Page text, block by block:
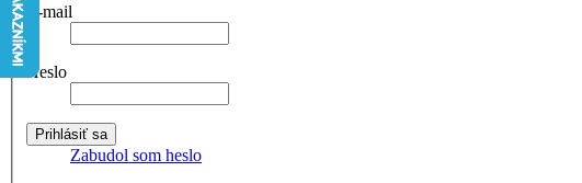
E-mail
Heslo
Zabudol som heslo